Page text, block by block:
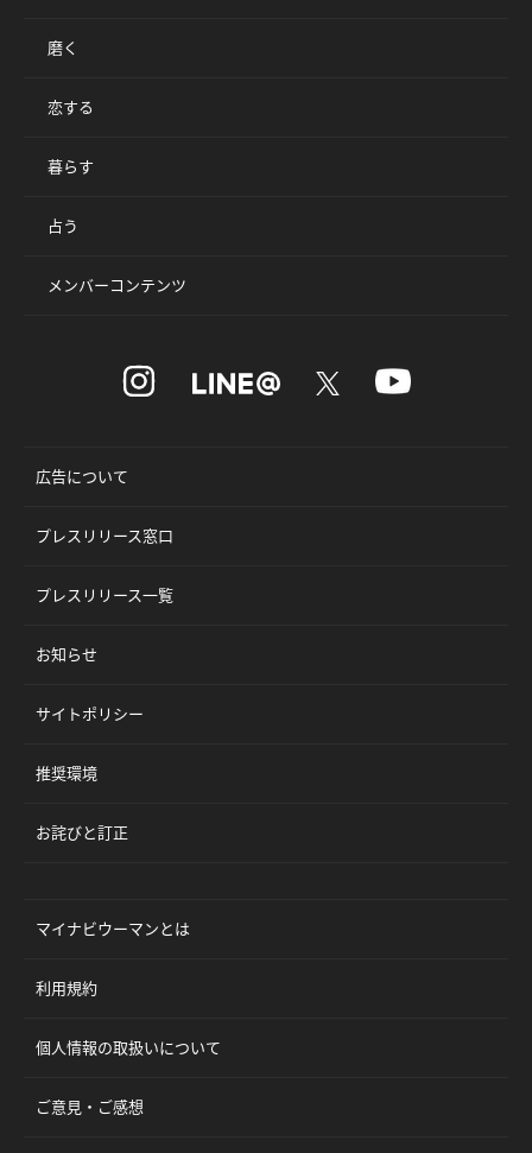
磨く
恋する
暮らす
占う
メンバーコンテンツ
広告について
プレスリリース窓口
プレスリリース一覧
お知らせ
サイトポリシー
推奨環境
お詫びと訂正
マイナビウーマンとは
利用規約
個人情報の取扱いについて
ご意見・ご感想